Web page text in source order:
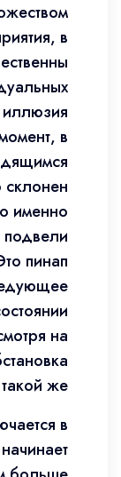
в
в
склонен
именно
подвели
пинап
на
же.
в